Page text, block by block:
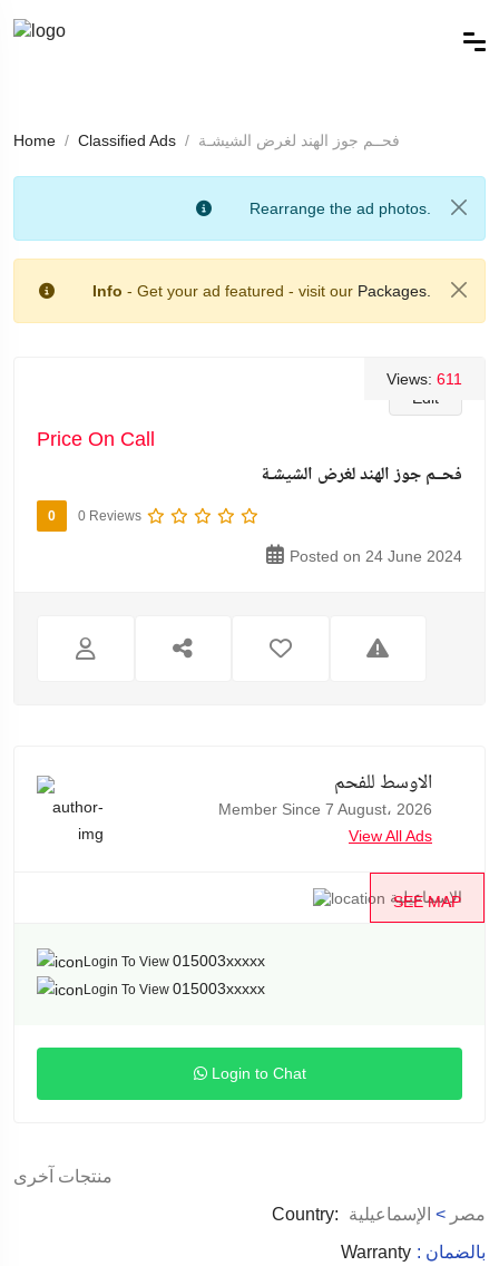
Home Classified Ads فحــم جوز الهند لغرض الشيشـة
Rearrange the ad photos.
Info - Get your ad featured - visit our Packages.
Edit
Views: 611
Price On Call
فحــم جوز الهند لغرض الشيشـة
0 0 Reviews
Posted on 24 June 2024
الاوسط للفحم
Member Since 7 August، 2026
View All Ads
SEE MAP
الإسماعيلية
Login To View 015003xxxxx
Login To View 015003xxxxx
Login to Chat
منتجات آخرى
Country:
مصر > الإسماعيلية
Warranty
: بالضمان